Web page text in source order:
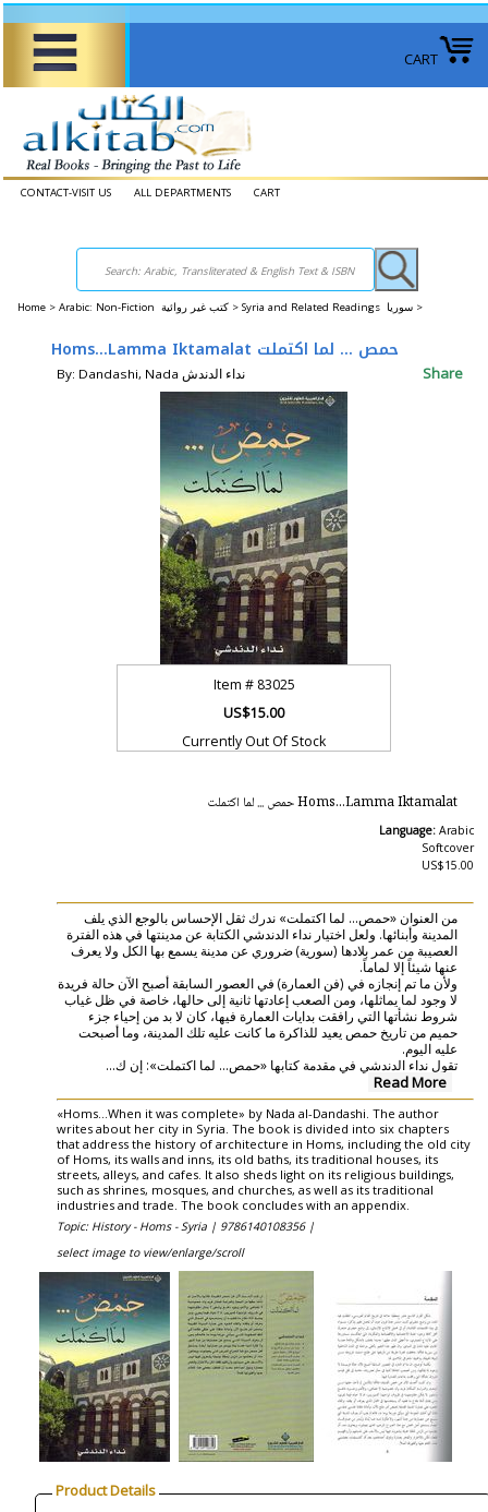
CART
CONTACT-VISIT US ALL DEPARTMENTS CART
Home > Arabic: Non-Fiction كتب غير روائية > Syria and Related Readings سوريا >
Homs...Lamma Iktamalat حمص ... لما اكتملت
By: Dandashi, Nada نداء الدندش Share
Item # 83025
US$15.00
Currently Out Of Stock
Homs...Lamma Iktamalat حمص ... لما اكتملت
Language: Arabic
Softcover
US$15.00
من العنوان «حمص... لما اكتملت» ندرك ثقل الإحساس بالوجع الذي يلف
المدينة وأبنائها. ولعل اختيار نداء الدندشي الكتابة عن مدينتها في هذه الفترة
العصيبة من عمر بلادها (سورية) ضروري عن مدينة يسمع بها الكل ولا يعرف
عنها شيئاً إلا لماماً.
ولأن ما تم إنجازه في (فن العمارة) في العصور السابقة أصبح الآن حالة فريدة
لا وجود لما يماثلها، ومن الصعب إعادتها ثانية إلى حالها، خاصة في ظل غياب
شروط نشأتها التي رافقت بدايات العمارة فيها، كان لا بد من إحياء جزء
حميم من تاريخ حمص يعيد للذاكرة ما كانت عليه تلك المدينة، وما أصبحت
عليه اليوم.
تقول نداء الدندشي في مقدمة كتابها «حمص... لما اكتملت»: إن ك...
Read More
«Homs...When it was complete» by Nada al-Dandashi. The author
writes about her city in Syria. The book is divided into six chapters
that address the history of architecture in Homs, including the old city
of Homs, its walls and inns, its old baths, its traditional houses, its
streets, alleys, and cafes. It also sheds light on its religious buildings,
such as shrines, mosques, and churches, as well as its traditional
industries and trade. The book concludes with an appendix.
Topic: History - Homs - Syria | 9786140108356 |
select image to view/enlarge/scroll
Product Details